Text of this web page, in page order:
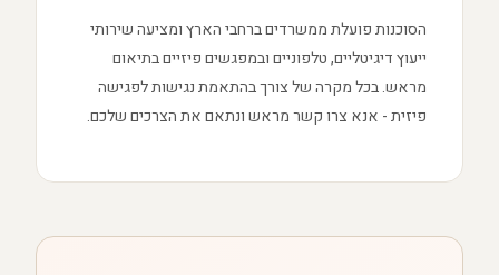
הסוכנות פועלת ממשרדים ברחבי הארץ ומציעה שירותי
ייעוץ דיגיטליים, טלפוניים ובמפגשים פיזיים בתיאום
מראש. בכל מקרה של צורך בהתאמת נגישות לפגישה
פיזית - אנא צרו קשר מראש ונתאם את הצרכים שלכם.